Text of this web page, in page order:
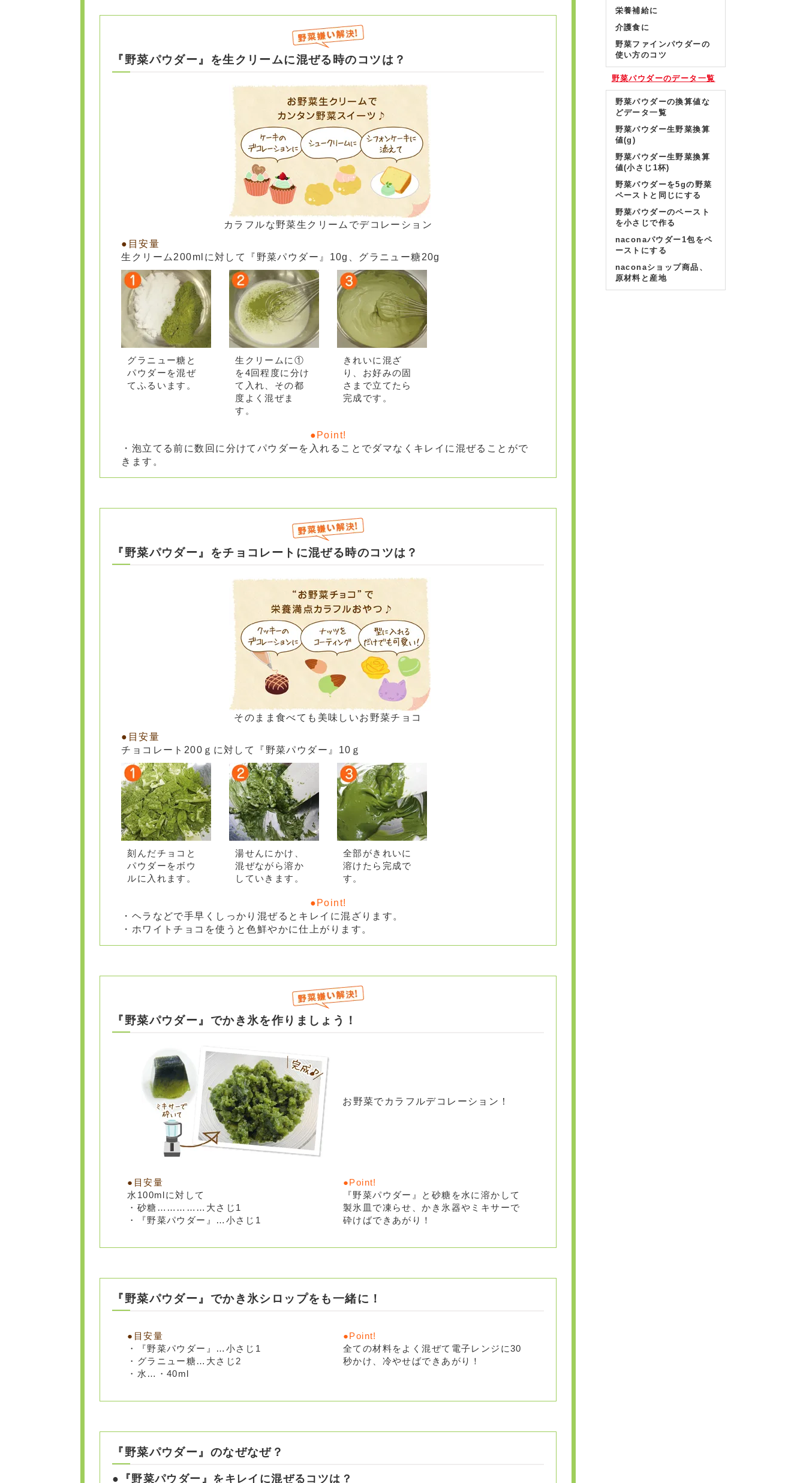
『野菜パウダー』を生クリームに混ぜる時のコツは？
カラフルな野菜生クリームでデコレーション
生クリーム200mlに対して『野菜パウダー』10g、グラニュー糖20g
グラニュー糖と
パウダーを混ぜ
てふるいます。
生クリームに①
を4回程度に分け
て入れ、その都
度よく混ぜま
す。
きれいに混ざ
り、お好みの固
さまで立てたら
完成です。
泡立てる前に数回に分けてパウダーを入れることでダマなくキレイに混ぜることがで
きます。
『野菜パウダー』をチョコレートに混ぜる時のコツは？
そのまま食べても美味しいお野菜チョコ
チョコレート200ｇに対して『野菜パウダー』10ｇ
刻んだチョコと
パウダーをボウ
ルに入れます。
湯せんにかけ、
混ぜながら溶か
していきます。
全部がきれいに
溶けたら完成で
す。
ヘラなどで手早くしっかり混ぜるとキレイに混ざります。
ホワイトチョコを使うと色鮮やかに仕上がります。
『野菜パウダー』でかき氷を作りましょう！
お野菜でカラフルデコレーション！
水100mlに対して
・砂糖……………大さじ1
・『野菜パウダー』…小さじ1
『野菜パウダー』と砂糖を水に溶かして
製氷皿で凍らせ、かき氷器やミキサーで
砕けばできあがり！
『野菜パウダー』でかき氷シロップをも一緒に！
・『野菜パウダー』…小さじ1
・グラニュー糖…大さじ2
・水…・40ml
全ての材料をよく混ぜて電子レンジに30
秒かけ、冷やせばできあがり！
『野菜パウダー』のなぜなぜ？
●『野菜パウダー』をキレイに混ぜるコツは？
栄養補給に
介護食に
野菜ファインパウダーの
使い方のコツ
野菜パウダーのデータ一覧
野菜パウダーの換算値な
どデータ一覧
野菜パウダー生野菜換算
値(g)
野菜パウダー生野菜換算
値(小さじ1杯)
野菜パウダーを5gの野菜
ペーストと同じにする
野菜パウダーのペースト
を小さじで作る
naconaパウダー1包をペ
ーストにする
naconaショップ商品、
原材料と産地